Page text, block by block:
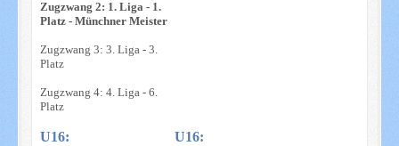
Zugzwang 2: 1. Liga - 1.
Platz - Münchner Meister
Zugzwang 3: 3. Liga - 3.
Platz
Zugzwang 4: 4. Liga - 6.
Platz
U16: U16: